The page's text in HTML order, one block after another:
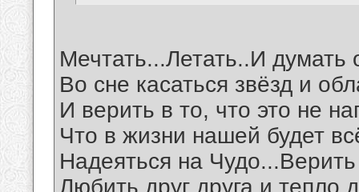
Мечтать...Летать..И думать
Во сне касаться звёзд и
И верить в то, что это не
Что в жизни нашей будет
Надеяться на Чудо...Верить